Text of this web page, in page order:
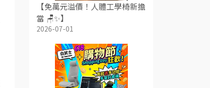
【免萬元溢價！人體工學椅新擔
當 🪑✨】
2026-07-01